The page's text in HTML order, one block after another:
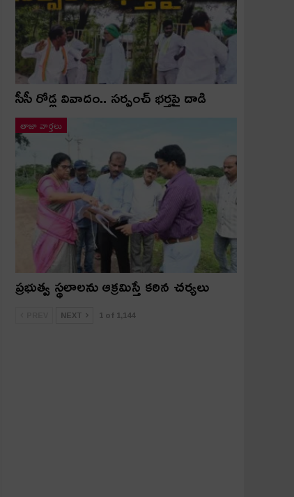
సీసీ రోడ్ల వివాదం.. స‌ర్పంచ్ భ‌ర్త‌పై దాడి
తాజా వార్తలు
ప్రభుత్వ స్థలాలను ఆక్రమిస్తే కఠిన చర్యలు
NEXT 1 of 1,144